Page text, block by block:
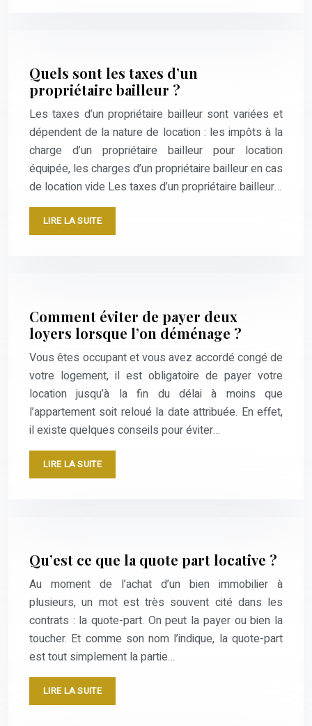
Quels sont les taxes d’un
propriétaire bailleur ?
Les taxes d’un propriétaire bailleur sont variées et
dépendent de la nature de location : les impôts à la
charge d’un propriétaire bailleur pour location
équipée, les charges d’un propriétaire bailleur en cas
de location vide Les taxes d’un propriétaire bailleur…
LIRE LA SUITE
Comment éviter de payer deux
loyers lorsque l’on déménage ?
Vous êtes occupant et vous avez accordé congé de
votre logement, il est obligatoire de payer votre
location jusqu’à la fin du délai à moins que
l’appartement soit reloué la date attribuée. En effet,
il existe quelques conseils pour éviter…
LIRE LA SUITE
Qu’est ce que la quote part locative ?
Au moment de l’achat d’un bien immobilier à
plusieurs, un mot est très souvent cité dans les
contrats : la quote-part. On peut la payer ou bien la
toucher. Et comme son nom l’indique, la quote-part
est tout simplement la partie…
LIRE LA SUITE